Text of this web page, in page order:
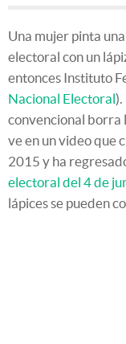
Una mujer pinta
electoral con un
entonces Instituto
Nacional Electoral).
convencional borra
ve en un video que
2015 y ha
electoral del 4 de
lápices se pueden